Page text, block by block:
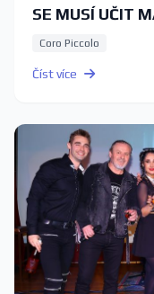
SE MUSÍ UČIT
Coro Piccolo
Číst více